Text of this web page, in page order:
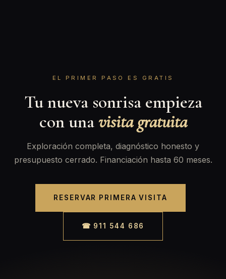
EL PRIMER PASO ES GRATIS
Tu nueva sonrisa empieza
con unavisita gratuita
Exploración completa, diagnóstico honesto y
presupuesto cerrado. Financiación hasta 60 meses.
RESERVAR PRIMERA VISITA
☎ 911 544 686